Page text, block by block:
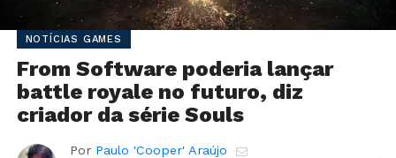
NOTÍCIAS GAMES
From Software poderia lançar
battle royale no futuro, diz
criador da série Souls
Por Paulo 'Cooper' Araújo